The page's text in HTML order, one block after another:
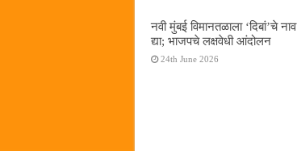
नवी मुंबई विमानतळाला ‌‘दिबां‌’चे नाव
द्या; भाजपचे लक्षवेधी आंदोलन
24th June 2026